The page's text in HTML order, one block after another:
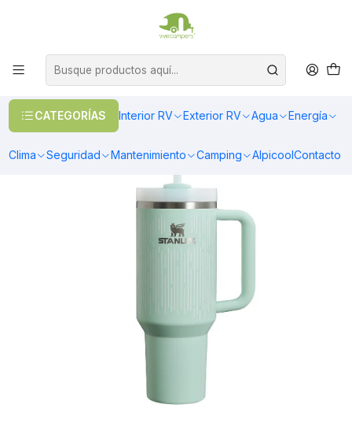
CATEGORÍAS Interior RV Exterior RV Agua Energía
Clima Seguridad Mantenimiento Camping AlpicoolContacto
OFERTAS EN CALEFACCIÓN DIESEL
QUENCHER H2.0 ADVENTURE RAIN MINT | 1.18 LT